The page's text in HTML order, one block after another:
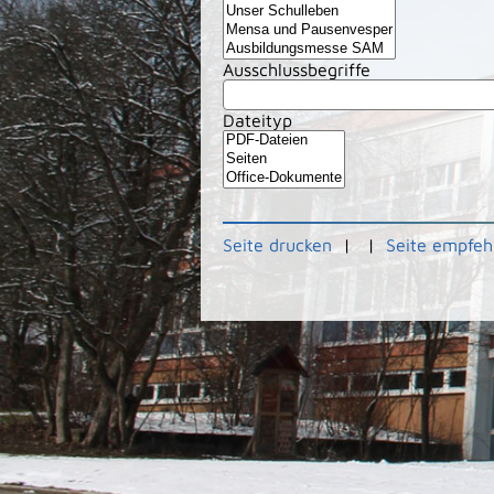
Ausschlussbegriffe
Dateityp
Seite drucken | | Seite